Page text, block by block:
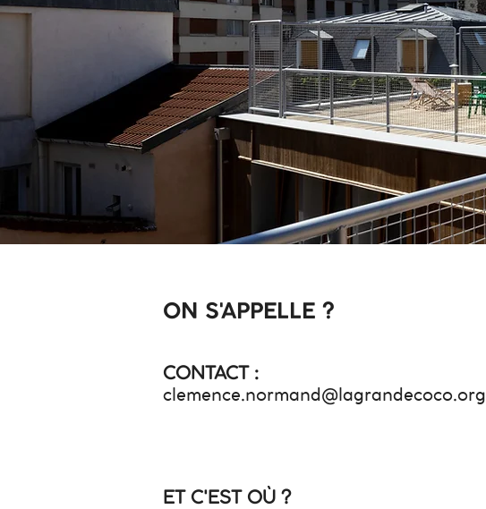
ON S'APPELLE ?
CONTACT :
clemence.normand@lagrandecoco.org
ET C'EST OÙ ?